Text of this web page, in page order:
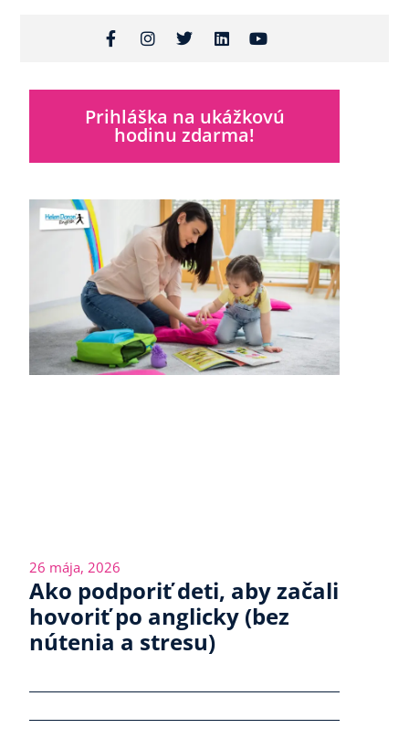
Prihláška na ukážkovú
hodinu zdarma!
26 mája, 2026
Ako podporiť deti, aby začali
hovoriť po anglicky (bez
nútenia a stresu)